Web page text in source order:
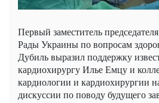
Первый заместитель
Рады Украины по вопросам
Дубиль выразил поддержку
кардиохирургу Илье Емцу и
кардиологии и кардиохирургии
дискуссии по поводу будущего